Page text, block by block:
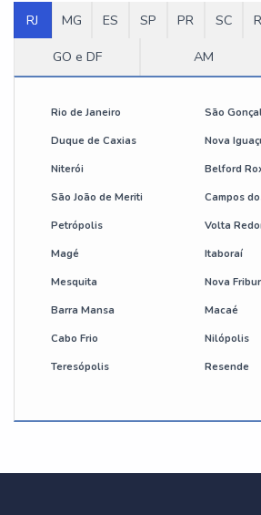
RJ MG ES SP PR SC
GO e DF
AM
Rio de Janeiro São
Duque de Caxias Nova
Niterói Belford
São João de Meriti Campos
Petrópolis Volta
Magé Itaboraí
Mesquita Nova
Barra Mansa Macaé
Cabo Frio Nilópolis
Teresópolis Resende